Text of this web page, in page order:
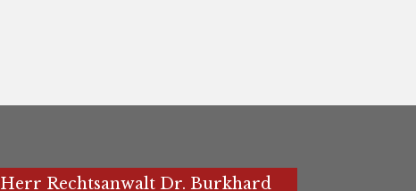
Herr Rechtsanwalt Dr. Burkhard